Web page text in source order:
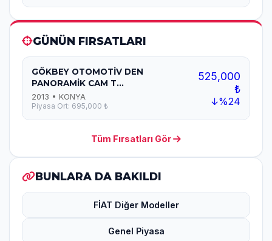
GÜNÜN FIRSATLARI
GÖKBEY OTOMOTİV DEN
PANORAMİK CAM T...
2013 • KONYA
Piyasa Ort: 695,000 ₺
525,000
₺
↓%24
Tüm Fırsatları Gör
BUNLARA DA BAKILDI
FİAT Diğer Modeller
Genel Piyasa